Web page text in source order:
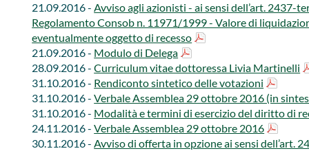
21.09.2016 -Avviso agli azionisti - ai sensi dell’art. 2437-
Regolamento Consob n. 11971/1999 - Valore di
eventualmente oggetto di recesso
21.09.2016 - Modulo di Delega
28.09.2016 -Curriculum vitae dottoressa Livia Martinelli
31.10.2016 - Rendiconto sintetico delle votazioni
31.10.2016 -Verbale Assemblea 29 ​ottobre 2016 (in
31.10.2016 - Modalità e termini di esercizio del diritto di
24.11.2016 -Verbale Assemblea 29 ottobre 2016
30.11.2016 -Avviso di offerta in opzione ai sensi dell’art.